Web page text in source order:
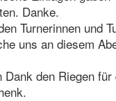
Danke.
Turnerinnen und
uns an diesem
Dank den Riegen